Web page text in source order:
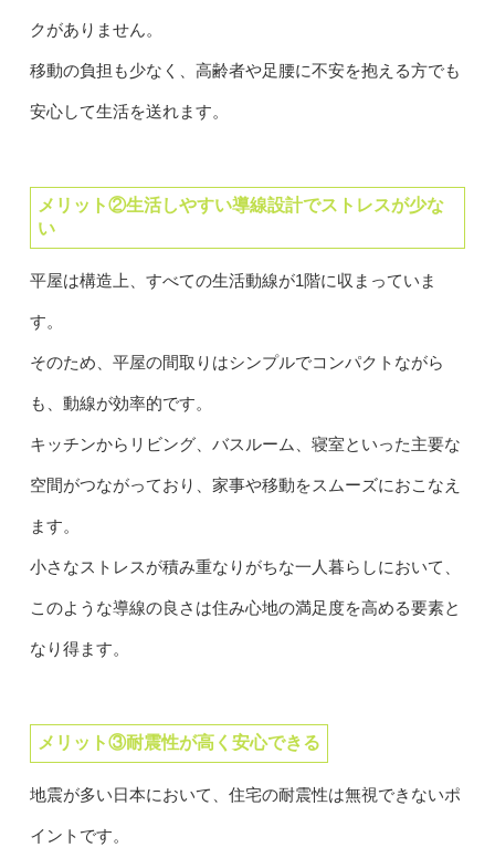
クがありません。
移動の負担も少なく、高齢者や足腰に不安を抱える方でも
安心して生活を送れます。
メリット②生活しやすい導線設計でストレスが少な
い
平屋は構造上、すべての生活動線が1階に収まっていま
す。
そのため、平屋の間取りはシンプルでコンパクトながら
も、動線が効率的です。
キッチンからリビング、バスルーム、寝室といった主要な
空間がつながっており、家事や移動をスムーズにおこなえ
ます。
小さなストレスが積み重なりがちな一人暮らしにおいて、
このような導線の良さは住み心地の満足度を高める要素と
なり得ます。
メリット③耐震性が高く安心できる
地震が多い日本において、住宅の耐震性は無視できないポ
イントです。